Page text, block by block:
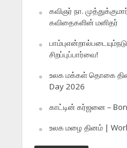
கவிஞர் நா.
கவிதைகளின் மனிதர்
சிறப்புப்பார்வை!
உலக மக்கள் தொகை
Day 2026
காட்டின் கர்ஜனை –
உலக மழை தினம் |